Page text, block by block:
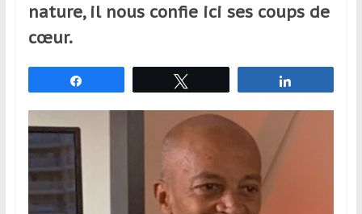
déplacent
en
pour
assouvir
leur
passion,
nature, il nous confie ici ses coups de
cœur.